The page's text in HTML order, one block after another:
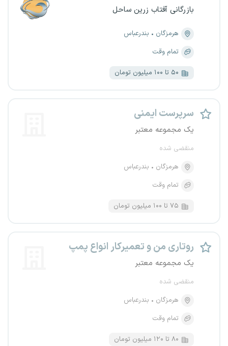
بازرگانی آفتاب زرین ساحل
هرمزگان
بندرعباس
تمام وقت
۵۰ تا ۱۰۰ میلیون تومان
سرپرست ایمنی
یک مجموعه معتبر
منقضی شده
هرمزگان
بندرعباس
تمام وقت
۷۵ تا ۱۰۰ میلیون تومان
روتاری من و تعمیرکار انواع پمپ
یک مجموعه معتبر
منقضی شده
هرمزگان
بندرعباس
تمام وقت
۸۰ تا ۱۲۰ میلیون تومان